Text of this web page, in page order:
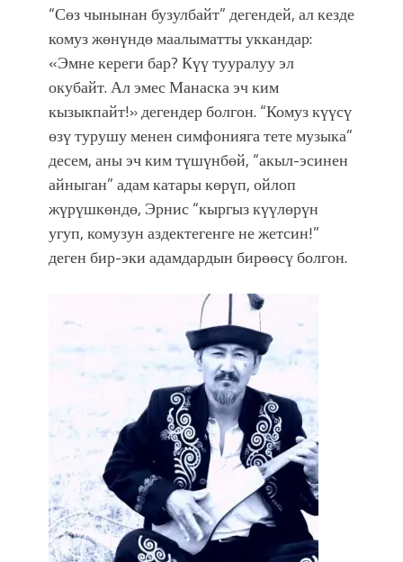
“Сөз чынынан бузулбайт” дегендей, ал кезде
комуз жөнүндө маалыматты уккандар:
«Эмне кереги бар? Күү тууралуу эл
окубайт. Ал эмес Манаска эч ким
кызыкпайт!» дегендер болгон. “Комуз күүсү
өзү турушу менен симфонияга тете музыка”
десем, аны эч ким түшүнбөй, “акыл-эсинен
айныган” адам катары көрүп, ойлоп
жүрүшкөндө, Эрнис “кыргыз күүлөрүн
угуп, комузун аздектегенге не жетсин!”
деген бир-эки адамдардын бирөөсү болгон.